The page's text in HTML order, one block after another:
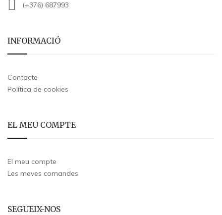
(+376) 687993
INFORMACIÓ
Contacte
Política de cookies
EL MEU COMPTE
El meu compte
Les meves comandes
SEGUEIX-NOS